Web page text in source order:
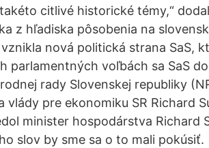
citlivé historické témy,“
z hľadiska pôsobenia na
nová politická strana SaS,
parlamentných voľbách sa SaS
rady Slovenskej republiky
pre ekonomiku SR Richard
minister hospodárstva Richard
slov by sme sa o to mali pokúsiť.